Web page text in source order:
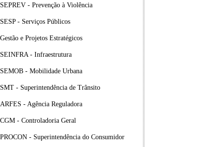
SEPREV - Prevenção à Violência
SESP - Serviços Públicos
Gestão e Projetos Estratégicos
SEINFRA - Infraestrutura
SEMOB - Mobilidade Urbana
SMT - Superintendência de Trânsito
ARFES - Agência Reguladora
CGM - Controladoria Geral
PROCON - Superintendência do Consumidor